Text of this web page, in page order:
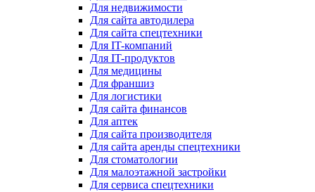
Для недвижимости
Для сайта автодилера
Для сайта спецтехники
Для IT-компаний
Для IT-продуктов
Для медицины
Для франшиз
Для логистики
Для сайта финансов
Для аптек
Для сайта производителя
Для сайта аренды спецтехники
Для стоматологии
Для малоэтажной застройки
Для сервиса спецтехники